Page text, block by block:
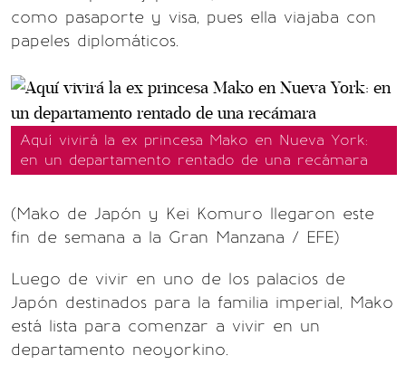
como pasaporte y visa, pues ella viajaba con
papeles diplomáticos.
Aquí vivirá la ex princesa Mako en Nueva York:
en un departamento rentado de una recámara
(Mako de Japón y Kei Komuro llegaron este
fin de semana a la Gran Manzana / EFE)
Luego de vivir en uno de los palacios de
Japón destinados para la familia imperial, Mako
está lista para comenzar a vivir en un
departamento neoyorkino.